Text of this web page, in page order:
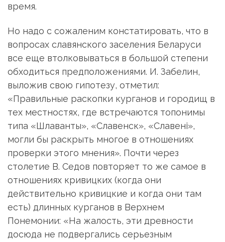
время.
Но надо с сожаленим констатировать, что в
вопросах славянского заселения Беларуси
все еще втолковываться в большой степени
обходиться предположениями. И. Забелин,
выложив свою гипотезу, отметил:
«Правильные раскопки курганов и городищ в
тех местностях, где встречаются топонимы
типа «Шлаванты», «Славенск», «Славені»,
могли бы раскрыть многое в отношениях
проверки этого мнения». Почти через
столетие В. Седов повторяет то же самое в
отношениях кривицких (когда они
действительно кривицкие и когда они там
есть) длинных курганов в Верхнем
Понемонии: «На жалость, эти древности
досюда не подвергались серьезным